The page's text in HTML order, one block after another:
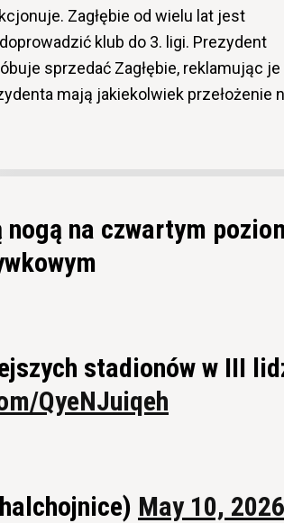
Zagłębie od wielu lat jest
klub do 3. ligi. Prezydent
sprzedać Zagłębie, reklamując je
mają jakiekolwiek przełożenie
nogą na czwartym
stadionów w III
QyeNJuiqeh
May 10, 2026